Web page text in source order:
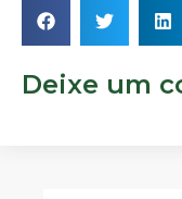
Deixe um